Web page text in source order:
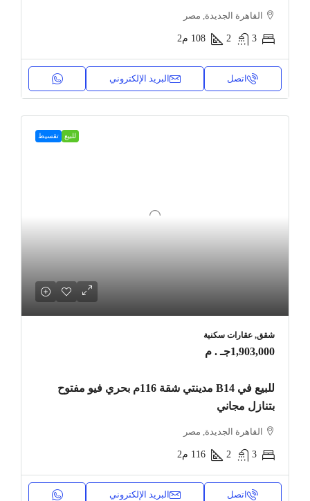
القاهرة الجديدة, مصر
3
2
108 م2
اتصل البريد الإلكتروني
للبيع تقسيط
شقق, عقارات سكنية
1,903,000جـ . م
للبيع في B14 مدينتي شقة 116م بحري فيو مفتوح
بتنازل مجاني
القاهرة الجديدة, مصر
3
2
116 م2
اتصل البريد الإلكتروني